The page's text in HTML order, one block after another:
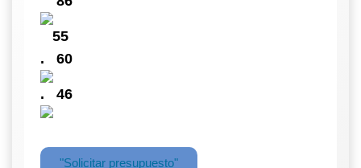
55
. 60
. 46
"Solicitar presupuesto"